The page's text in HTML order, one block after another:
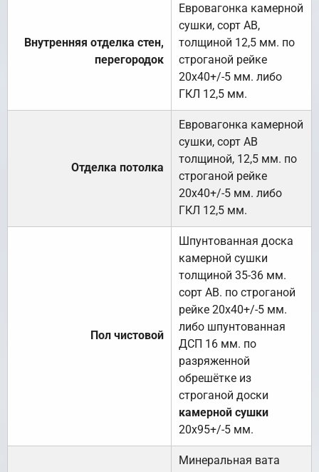
Внутренняя отделка стен,
перегородок
Евровагонка камерной
сушки, сорт АВ,
толщиной 12,5 мм. по
строганой рейке
20х40+/-5 мм. либо
ГКЛ 12,5 мм.
Отделка потолка
Евровагонка камерной
сушки, сорт АВ
толщиной, 12,5 мм. по
строганой рейке
20х40+/-5 мм. либо
ГКЛ 12,5 мм.
Пол чистовой
Шпунтованная доска
камерной сушки
толщиной 35-36 мм.
сорт АВ. по строганой
рейке 20х40+/-5 мм.
либо шпунтованная
ДСП 16 мм. по
разряженной
обрешётке из
строганой доски
камерной сушки
20х95+/-5 мм.
Минеральная вата